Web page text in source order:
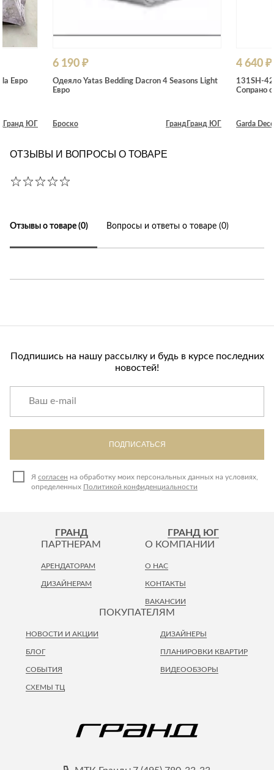
Евро
Гранд ЮГ
6 190 ₽
Одеяло Yatas Bedding Dacron 4 Seasons Light
Евро
Броско Гранд Гранд ЮГ
4 640 ₽
131SH-
Сопрано
Garda
ОТЗЫВЫ И ВОПРОСЫ О ТОВАРЕ
Отзывы о товаре (0) Вопросы и ответы о товаре (0)
Подпишись на нашу рассылку и будь в курсе последних
новостей!
ПОДПИСАТЬСЯ
Я согласен на обработку моих персональных данных на условиях,
определенных Политикой конфиденциальности
ГРАНД ГРАНД ЮГ
ПОКУПАТЕЛЯМ
НОВОСТИ И АКЦИИ
ПЛАНИРОВКИ КВАРТИР
ВИДЕООБЗОРЫ
БЛОГ
СОБЫТИЯ
СХЕМЫ ТЦ
ДИЗАЙНЕРЫ
ПАРТНЕРАМ
АРЕНДАТОРАМ
ДИЗАЙНЕРАМ
О КОМПАНИИ
О НАС
КОНТАКТЫ
ВАКАНСИИ